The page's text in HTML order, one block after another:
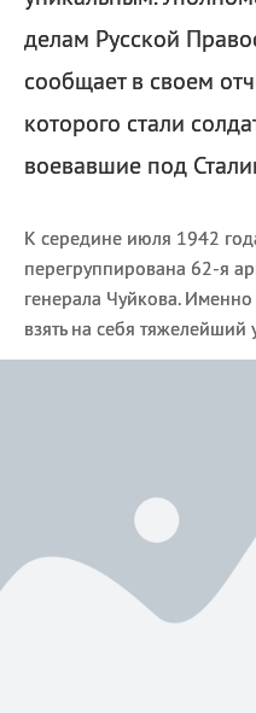
делам Русской
сообщает в своем
которого стали
воевавшие под
К середине июля 1942
перегруппирована 62-я
генерала Чуйкова.
взять на себя